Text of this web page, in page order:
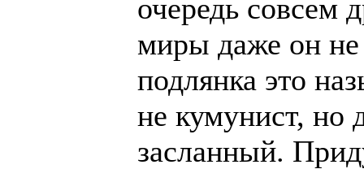
очередь совсем
миры даже он не
подлянка это
не кумунист, но
засланный.